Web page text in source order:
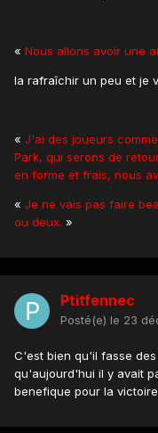
« Nous allons avoir une
la rafraîchir un peu et je
« J'ai des joueurs
Park, qui serons de
en forme et frais, nous
« Je ne vais pas faire
ou deux. »
Ptitfennec
Posté(e) le 23
C'est bien qu'il fasse
qu'aujourd'hui il y avait
benefique pour la victoire